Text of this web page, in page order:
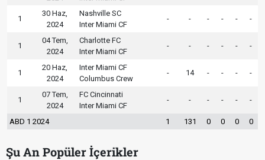
1
30 Haz,
2024
Nashville SC
Inter Miami CF
- - - - - -
1
04 Tem,
2024
Charlotte FC
Inter Miami CF
- - - - - -
1
20 Haz,
2024
Inter Miami CF
Columbus Crew
- 14 - - - -
1
07 Tem,
2024
FC Cincinnati
Inter Miami CF
- - - - - -
ABD 1 2024 1 131 0 0 0 0
Şu An Popüler İçerikler